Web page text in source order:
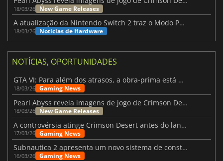
18/03/26 New Game Releases
A atualização da Nintendo Switch 2 traz o Modo Portátil aos jogos mais antigos da Switch
18/03/26 Notícias de Hardware
NOTÍCIAS, OPORTUNIDADES
GTA VI: Para além dos atrasos, a obra-prima está quase a chegar
18/03/26 Gaming News
Pearl Abyss revela imagens de jogo de Crimson Desert para a PS5
18/03/26 New Game Releases
A controvérsia atinge Crimson Desert antes do lançamento
17/03/26 Gaming News
Subnautica 2 apresenta um novo sistema de construção de bases
16/03/26 Gaming News